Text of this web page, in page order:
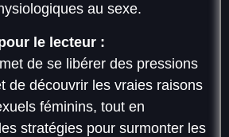
au sexe.
le lecteur :
de se libérer des pressions
de découvrir les vraies raisons
féminins, tout en
stratégies pour surmonter les